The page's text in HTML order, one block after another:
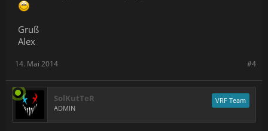
Gruß
Alex
#4
14. Mai 2014
SolKutTeR
ADMIN
VRF Team